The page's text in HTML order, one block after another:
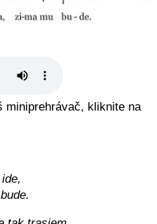
miniprehrávač, kliknite na